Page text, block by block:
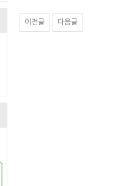
이전글 다음글